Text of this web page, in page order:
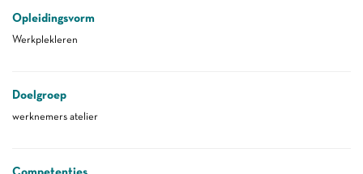
Opleidingsvorm
Werkplekleren
Doelgroep
werknemers atelier